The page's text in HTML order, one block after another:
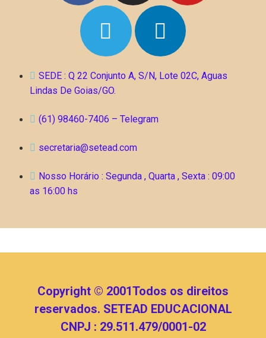
SEDE : Q 22 Conjunto A, S/N, Lote 02C, Aguas
Lindas De Goias/GO.
(61) 98460-7406 – Telegram
secretaria@setead.com
Nosso Horário : Segunda , Quarta , Sexta : 09:00
as 16:00 hs
Copyright © 2001Todos os direitos
reservados. SETEAD EDUCACIONAL
CNPJ : 29.511.479/0001-02